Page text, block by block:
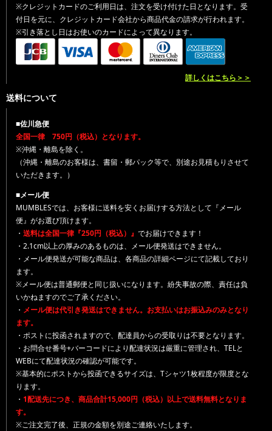
※クレジットカードのご利用日は、注文を受け付けた日となります。受
付日を元に、クレジットカード会社から商品代金の請求が行われます。
※引き落とし日はお使いのカードによって異なります。
詳しくはこちら＞＞
送料について
■佐川急便
全国一律 750円（税込）となります。
※沖縄・離島を除く。
（沖縄・離島のお客様は、書留・郵パック等で、別途お見積もりさせて
いただきます。）
■メール便
MUMBLESでは、お客様に送料を安くお届けする方法として『メール
便』がお選び頂けます。
・ 送料は全国一律『250円（税込）』 でお届けできます！
・2.1cm以上の厚みのあるものは、メール便発送はできません。
・メール便発送が可能な商品は、各商品の詳細ページにて記載しており
ます。
※メール便は普通郵便と同じ扱いになります。紛失事故の際、責任は負
いかねますのでご了承ください。
・ メール便は代引き発送はできません。お支払いはお振込みのみとなり
ます。
・ポストに投函されますので、配達員からの受取りは不要となります。
・お問合せ番号+バーコードにより配達状況は厳重に管理され、TELと
WEBにて配達状況の確認が可能です。
※基本的にポストから投函できるサイズは、Tシャツ1枚程度が限度とな
ります。
・ 1配送先につき、商品合計15,000円（税込）以上で送料無料となりま
す。
※ご注文完了後、正規の金額を別途ご連絡いたします。